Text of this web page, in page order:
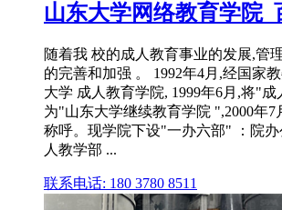
山东大学网络教育学院_
随着我 校的成人教育事业的发展,管
的完善和加强 。 1992年4月,经国家
大学 成人教育学院, 1999年6月,将"
为"山东大学继续教育学院 ",2000年7
称呼。现学院下设"一办六部" ：院
人教学部 ...
联系电话: 180 3780 8511